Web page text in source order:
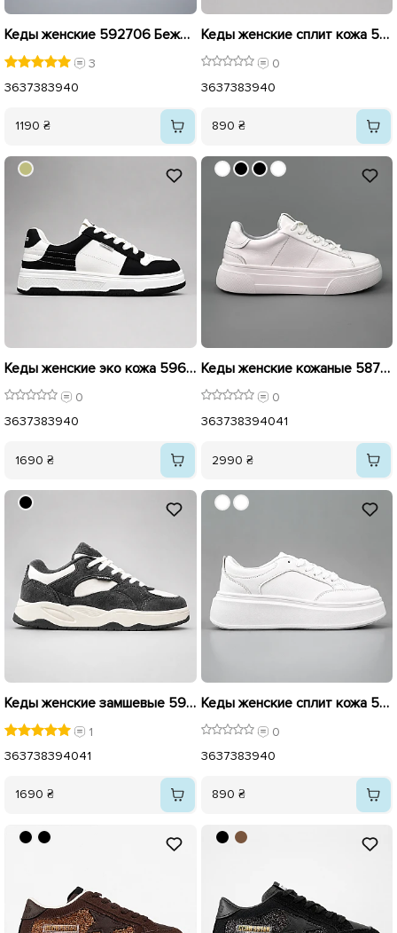
Кеды женские 592706 Бежевые
3
3637383940
1190 ₴
Кеды женские сплит кожа 592757 Белые
0
3637383940
890 ₴
Кеды женские эко кожа 596012 Черно-белые
0
3637383940
1690 ₴
Кеды женские кожаные 587957 Белые
0
363738394041
2990 ₴
Кеды женские замшевые 595974 Серые
1
363738394041
1690 ₴
Кеды женские сплит кожа 595936 Белые
0
3637383940
890 ₴